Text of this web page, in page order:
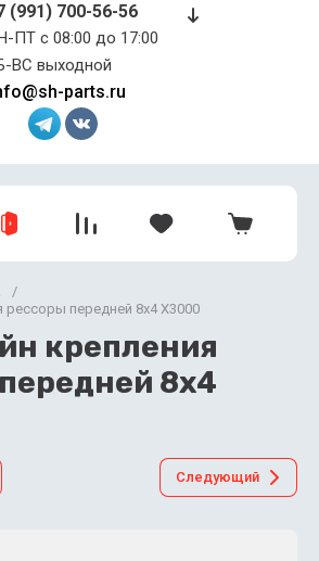
(991) 700-56-56
ПТ с 08:00 до 17:00
ВС выходной
parts.ru
/
передней 8x4 X3000
крепления
8x4
Следующий